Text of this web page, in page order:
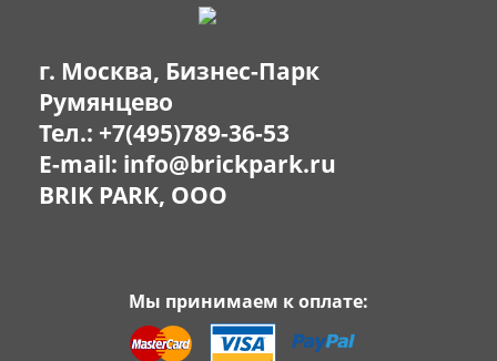
г. Москва, Бизнес-Парк
Румянцево
Тел.: +7(495)789-36-53
E-mail: info@brickpark.ru
BRIK PARK, OOO
Мы принимаем к оплате: